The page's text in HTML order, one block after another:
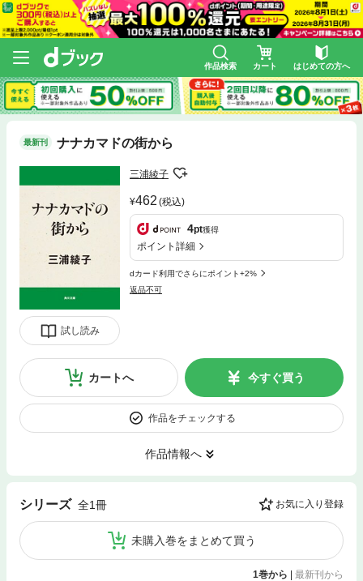
作品検索 カート はじめての方へ
最新刊 ナナカマドの街から
試し読み
三浦綾子
462 (税込)
4pt獲得
ポイント詳細
dカード利用でさらにポイント+2%
返品不可
カートへ 今すぐ買う
作品をチェックする
作品情報へ
シリーズ 全1冊 お気に入り登録
未購入巻をまとめて買う
1巻から | 最新刊から